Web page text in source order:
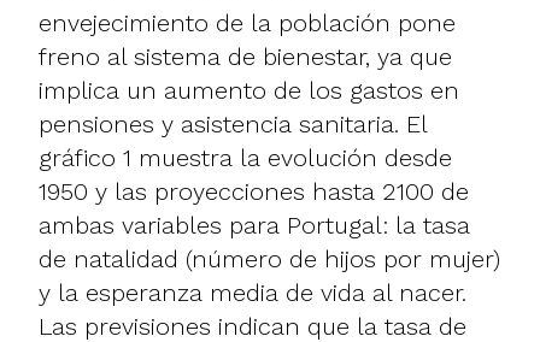
envejecimiento de la población pone
freno al sistema de bienestar, ya que
implica un aumento de los gastos en
pensiones y asistencia sanitaria. El
gráfico 1 muestra la evolución desde
1950 y las proyecciones hasta 2100 de
ambas variables para Portugal: la tasa
de natalidad (número de hijos por mujer)
y la esperanza media de vida al nacer.
Las previsiones indican que la tasa de